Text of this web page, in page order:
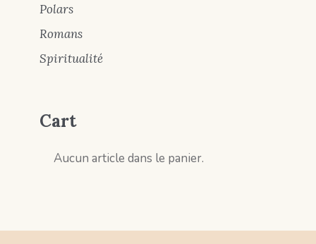
Polars
Romans
Spiritualité
Cart
Aucun article dans le panier.